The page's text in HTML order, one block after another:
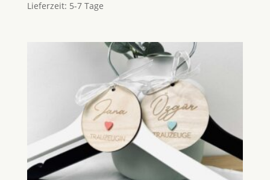
Lieferzeit: 5-7 Tage